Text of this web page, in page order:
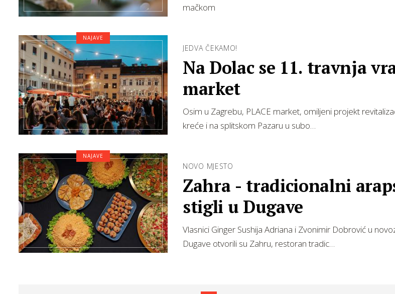
mačkom
JEDVA ČEKAMO!
Na Dolac se 11. travnja
market
Osim u Zagrebu, PLACE market, omiljeni projekt
kreće i na splitskom Pazaru u subo…
NAJAVE
NOVO MJESTO
Zahra - tradicionalni
stigli u Dugave
Vlasnici Ginger Sushija Adriana i Zvonimir Dobrović u
Dugave otvorili su Zahru, restoran tradic…
NAJAVE